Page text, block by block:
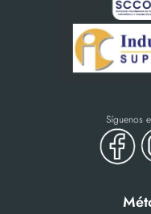
Síguenos